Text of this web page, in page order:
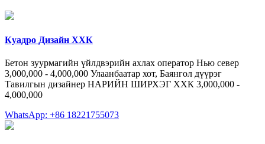
Куадро Дизайн ХХК
Бетон зуурмагийн үйлдвэрийн ахлах оператор Нью север
3,000,000 - 4,000,000 Улаанбаатар хот, Баянгол дүүрэг
Тавилгын дизайнер НАРИЙН ШИРХЭГ ХХК 3,000,000 -
4,000,000
WhatsApp: +86 18221755073